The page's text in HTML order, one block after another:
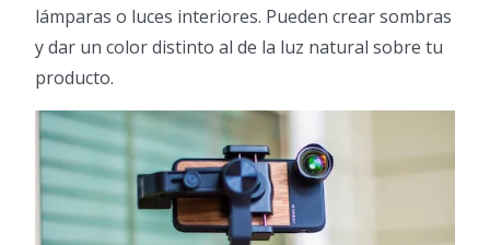
lámparas o luces interiores. Pueden crear sombras
y dar un color distinto al de la luz natural sobre tu
producto.